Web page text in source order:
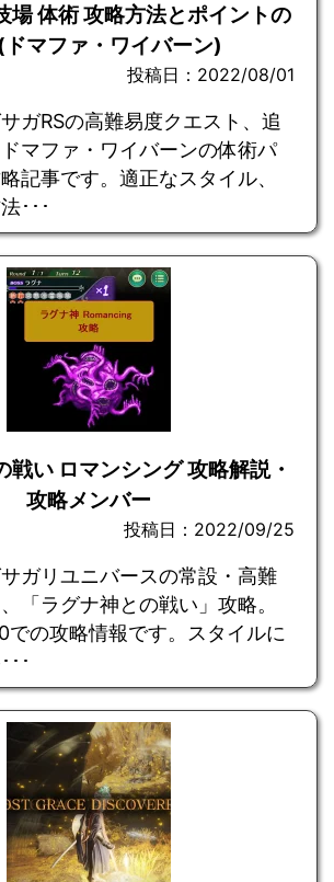
場 体術 攻略方法とポイントの
マファ・ワイバーン)
投稿日：2022/08/01
ガRSの高難易度クエスト、追
マファ・ワイバーンの体術パ
記事です。適正なスタイル、
･･･
戦い ロマンシング 攻略解説・
攻略メンバー
投稿日：2022/09/25
ガリユニバースの常設・高難
「ラグナ神との戦い」攻略。
での攻略情報です。スタイルに
･･